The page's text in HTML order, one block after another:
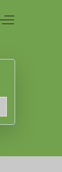
Off-Canvas